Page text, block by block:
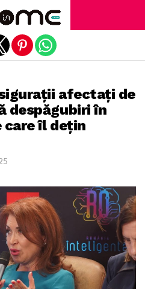
afectați de
despăgubiri în
care îl dețin
version